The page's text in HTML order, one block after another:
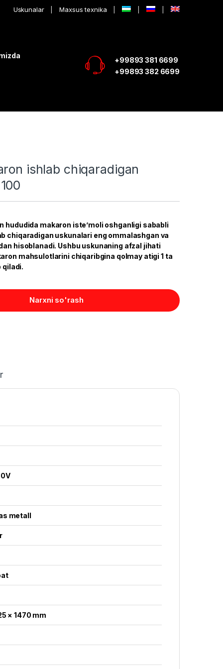
Uskunalar Maxsus texnika
+99893 381 6699
+99893 382 6699
ishlab chiqaradigan
hududida makaron iste’moli oshganligi sababli
chiqaradigan uskunalari eng ommalashgan va
hisoblanadi. Ushbu uskunaning afzal jihati
mahsulotlarini chiqaribgina qolmay atigi 1 ta
qiladi.
Narxni so'rash
metall
× 1470 mm